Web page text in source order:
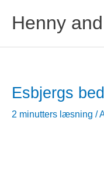
Henny
Esbjergs
2 minutters læsning /